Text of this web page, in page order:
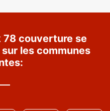
78 couverture se
les communes